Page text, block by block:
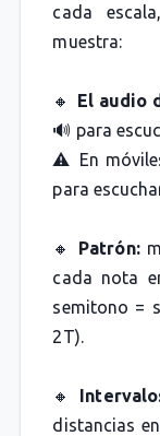
cada
muestra:
🔸 El audio
🔊 para
⚠️ En
para
🔸 Patrón:
cada nota
semitono =
2T).
🔸
distancias